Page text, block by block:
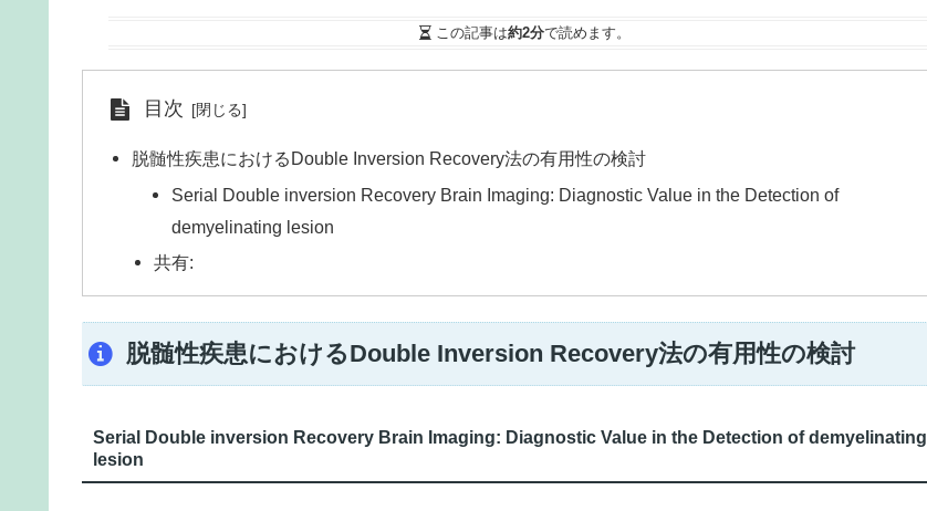
この記事は約2分で読めます。
目次
脱髄性疾患におけるDouble Inversion Recovery法の有用性の検討
Serial Double inversion Recovery Brain Imaging: Diagnostic Value in the Detection of
demyelinating lesion
共有:
脱髄性疾患におけるDouble Inversion Recovery法の有用性の検討
Serial Double inversion Recovery Brain Imaging: Diagnostic Value in the Detection of demyelinating
lesion